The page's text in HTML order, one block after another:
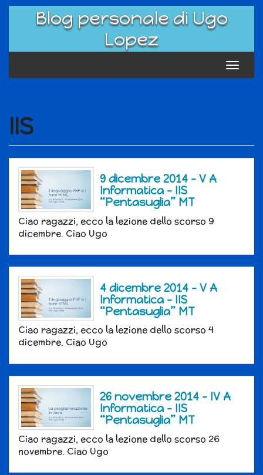
Skip
Blog personale di Ugo
Lopez
Toggle
IIS
9 dicembre 2014 – V A
Informatica – IIS
“Pentasuglia” MT
Ciao ragazzi, ecco la lezione dello scorso 9
dicembre. Ciao Ugo
4 dicembre 2014 – V A
Informatica – IIS
“Pentasuglia” MT
Ciao ragazzi, ecco la lezione dello scorso 4
dicembre. Ciao Ugo
26 novembre 2014 – IV A
Informatica – IIS
“Pentasuglia” MT
Ciao ragazzi, ecco la lezione dello scorso 26
novembre. Ciao Ugo